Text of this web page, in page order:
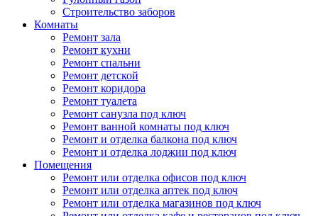
Строительство заборов
Комнаты
Ремонт зала
Ремонт кухни
Ремонт спальни
Ремонт детской
Ремонт коридора
Ремонт туалета
Ремонт санузла под ключ
Ремонт ванной комнаты под ключ
Ремонт и отделка балкона под ключ
Ремонт и отделка лоджии под ключ
Помещения
Ремонт или отделка офисов под ключ
Ремонт или отделка аптек под ключ
Ремонт или отделка магазинов под ключ